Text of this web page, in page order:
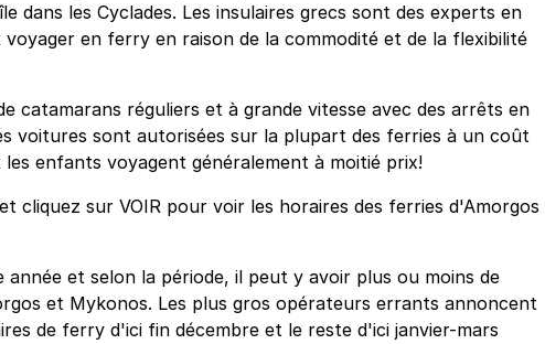
dans les Cyclades. Les insulaires grecs sont des experts en
en ferry en raison de la commodité et de la flexibilité
catamarans réguliers et à grande vitesse avec des arrêts en
voitures sont autorisées sur la plupart des ferries à un coût
enfants voyagent généralement à moitié prix!
cliquez sur VOIR pour voir les horaires des ferries d'Amorgos
année et selon la période, il peut y avoir plus ou moins de
et Mykonos. Les plus gros opérateurs errants annoncent
de ferry d'ici fin décembre et le reste d'ici janvier-mars